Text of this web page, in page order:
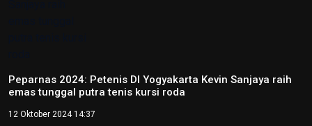
Peparnas 2024: Petenis DI Yogyakarta Kevin Sanjaya raih
emas tunggal putra tenis kursi roda
12 Oktober 2024 14:37